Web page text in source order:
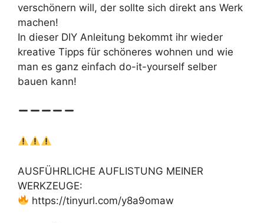
verschönern will, der sollte sich direkt ans Werk
machen!
In dieser DIY Anleitung bekommt ihr wieder
kreative Tipps für schöneres wohnen und wie
man es ganz einfach do-it-yourself selber
bauen kann!
AUSFÜHRLICHE AUFLISTUNG MEINER
WERKZEUGE:
https://tinyurl.com/y8a9omaw